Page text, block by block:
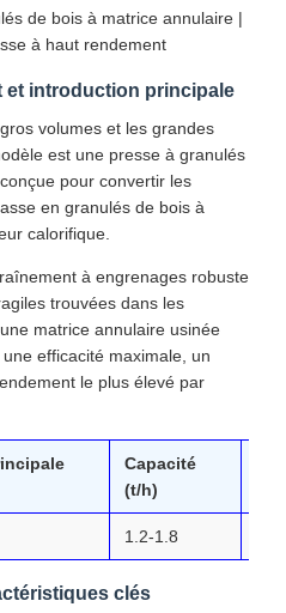
de bois à matrice annulaire |
à haut rendement
et introduction principale
volumes et les grandes
est une presse à granulés
pour convertir les
en granulés de bois à
calorifique.
à engrenages robuste
trouvées dans les
matrice annulaire usinée
efficacité maximale, un
le plus élevé par
Capacité
(t/h)
1.2-1.8
clés